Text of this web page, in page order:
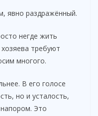
явно раздражённый.
негде жить
требуют
многого.
В его голосе
но и усталость,
Это